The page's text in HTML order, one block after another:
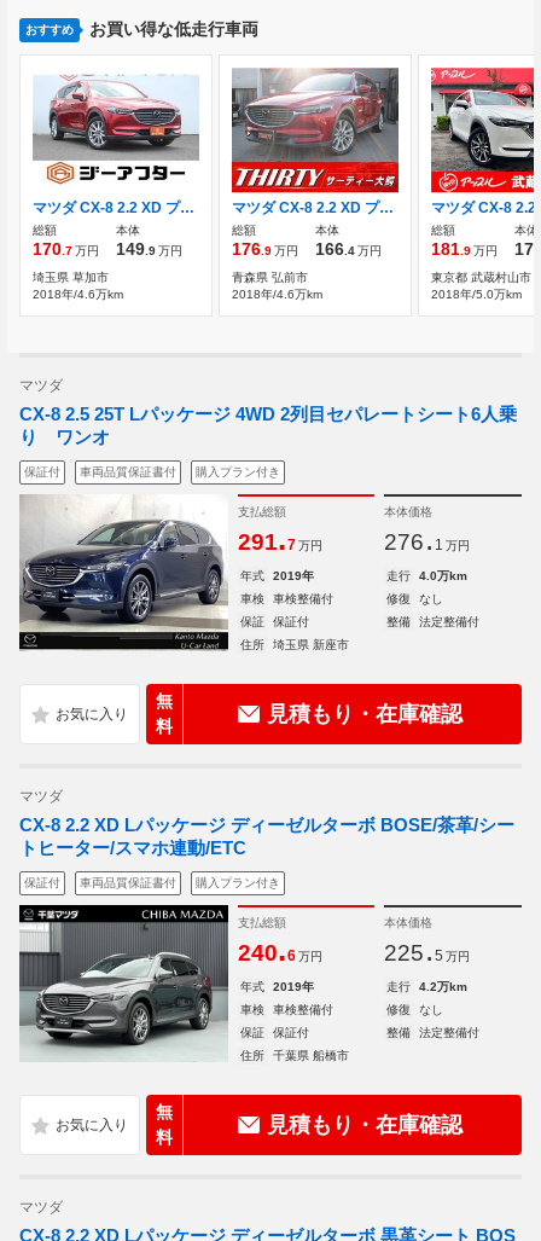
おすすめ お買い得な低走行車両
マツダ CX-8 2.2 XD プロアクティブ ディーゼルターボ 禁煙車 純正ナビ フルセグTV
総額
170.7万円
本体
149.9万円
埼玉県 草加市
2018年/4.6万km
マツダ CX-8 2.2 XD プロアクティブ ディーゼルターボ 4WD 純正ナビ BOSEサウンド アラウンドビュー
総額
176.9万円
本体
166.4万円
青森県 弘前市
2018年/4.6万km
総額
181.9万円
本体
東京都 武蔵村山市
2018年/5.0万km
マツダ
CX-8 2.5 25T Lパッケージ 4WD 2列目セパレートシート6人乗
り ワンオ
保証付 車両品質保証書付 購入プラン付き
支払総額
291.7 万円
本体価格
276. 1 万円
年式 2019年 走行
4.0万km
車検
車検整備付 修復
なし
保証
保証付 整備
法定整備付
住所
埼玉県 新座市
無
料
見積もり・在庫確認
マツダ
CX-8 2.2 XD Lパッケージ ディーゼルターボ BOSE/茶革/シー
トヒーター/スマホ連動/ETC
保証付 車両品質保証書付 購入プラン付き
支払総額
240.6 万円
本体価格
225. 5 万円
年式 2019年 走行
4.2万km
車検
車検整備付 修復
なし
保証
保証付 整備
法定整備付
住所
千葉県 船橋市
無
料
見積もり・在庫確認
マツダ
CX-8 2.2 XD Lパッケージ ディーゼルターボ 黒革シート BOS